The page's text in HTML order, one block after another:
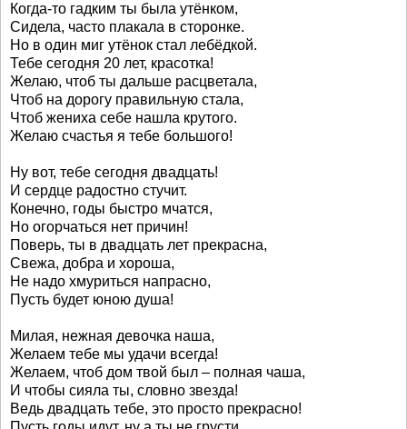
Когда-то гадким ты была утёнком,
Сидела, часто плакала в сторонке.
Но в один миг утёнок стал лебёдкой.
Тебе сегодня 20 лет, красотка!
Желаю, чтоб ты дальше расцветала,
Чтоб на дорогу правильную стала,
Чтоб жениха себе нашла крутого.
Желаю счастья я тебе большого!
Ну вот, тебе сегодня двадцать!
И сердце радостно стучит.
Конечно, годы быстро мчатся,
Но огорчаться нет причин!
Поверь, ты в двадцать лет прекрасна,
Свежа, добра и хороша,
Не надо хмуриться напрасно,
Пусть будет юною душа!
Милая, нежная девочка наша,
Желаем тебе мы удачи всегда!
Желаем, чтоб дом твой был – полная чаша,
И чтобы сияла ты, словно звезда!
Ведь двадцать тебе, это просто прекрасно!